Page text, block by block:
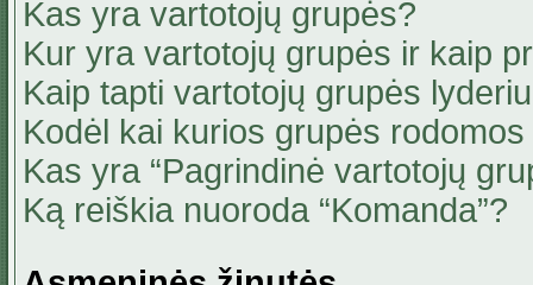
Kas yra vartotojų grupės?
Kur yra vartotojų grupės ir kaip
Kaip tapti vartotojų grupės
Kodėl kai kurios grupės
Kas yra “Pagrindinė vartotojų
Ką reiškia nuoroda “Komanda”?